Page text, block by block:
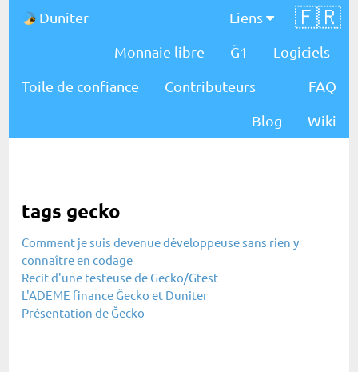
Duniter 🇫🇷
Liens
Monnaie libre Ğ1 Logiciels
Toile de confiance Contributeurs FAQ
Wiki
Blog
tags gecko
Comment je suis devenue développeuse sans rien y
connaître en codage
Recit d'une testeuse de Gecko/Gtest
L'ADEME finance Ğecko et Duniter
Présentation de Ğecko